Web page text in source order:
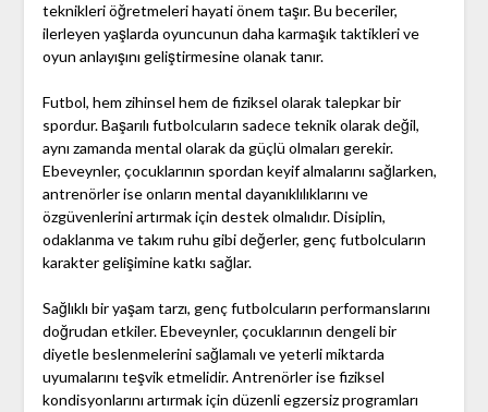
teknikleri öğretmeleri hayati önem taşır. Bu beceriler,
ilerleyen yaşlarda oyuncunun daha karmaşık taktikleri ve
oyun anlayışını geliştirmesine olanak tanır.
Futbol, hem zihinsel hem de fiziksel olarak talepkar bir
spordur. Başarılı futbolcuların sadece teknik olarak değil,
aynı zamanda mental olarak da güçlü olmaları gerekir.
Ebeveynler, çocuklarının spordan keyif almalarını sağlarken,
antrenörler ise onların mental dayanıklılıklarını ve
özgüvenlerini artırmak için destek olmalıdır. Disiplin,
odaklanma ve takım ruhu gibi değerler, genç futbolcuların
karakter gelişimine katkı sağlar.
Sağlıklı bir yaşam tarzı, genç futbolcuların performanslarını
doğrudan etkiler. Ebeveynler, çocuklarının dengeli bir
diyetle beslenmelerini sağlamalı ve yeterli miktarda
uyumalarını teşvik etmelidir. Antrenörler ise fiziksel
kondisyonlarını artırmak için düzenli egzersiz programları